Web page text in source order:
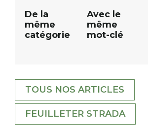
De la
même
catégorie
Avec le
même
mot-clé
TOUS NOS ARTICLES
FEUILLETER STRADA